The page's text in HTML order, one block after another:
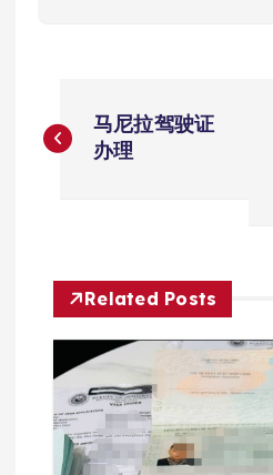
章
航
马尼拉驾驶证
办理
Related Posts